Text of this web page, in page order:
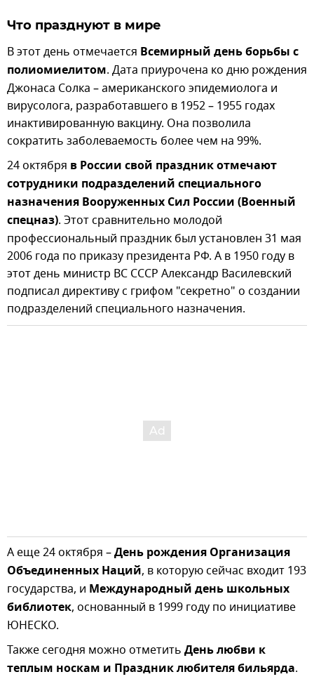
Что празднуют в мире
В этот день отмечается Всемирный день борьбы с
полиомиелитом. Дата приурочена ко дню рождения
Джонаса Солка – американского эпидемиолога и
вирусолога, разработавшего в 1952 – 1955 годах
инактивированную вакцину. Она позволила
сократить заболеваемость более чем на 99%.
24 октября в России свой праздник отмечают
сотрудники подразделений специального
назначения Вооруженных Сил России (Военный
спецназ). Этот сравнительно молодой
профессиональный праздник был установлен 31 мая
2006 года по приказу президента РФ. А в 1950 году в
этот день министр ВС СССР Александр Василевский
подписал директиву с грифом "секретно" о создании
подразделений специального назначения.
А еще 24 октября –День рождения Организация
Объединенных Наций, в которую сейчас входит 193
государства, и Международный день школьных
библиотек, основанный в 1999 году по инициативе
ЮНЕСКО.
Также сегодня можно отметить День любви к
теплым носкам и Праздник любителя бильярда.